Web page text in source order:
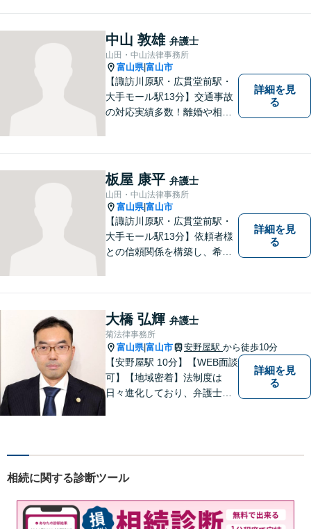
を解決するため、迅速かつ丁
寧にサポートいたします。
【夜間対応可能】
中山 敦雄 弁護士
山田・中山法律事務所
富山県|富山市
【諏訪川原駅・広貫堂前駅・
大手モール駅13分】交通事故
の対応実績多数！離婚や相続
抱える前に、私と一緒に最善
策がないか考えてみません
か？【複数弁護士在籍】
詳細を見
る
板屋 康平 弁護士
山田・中山法律事務所
富山県|富山市
【諏訪川原駅・広貫堂前駅・
大手モール駅13分】依頼者様
との信頼関係を構築し、希望
したことでも、ぜひお気軽に
ご相談ください。平日夜間相
談OK！【複数弁護士在籍】
詳細を見
る
大橋 弘輝 弁護士
菊法律事務所
富山県|富山市 安野屋駅 から徒歩10分
【安野屋駅 10分】【WEB面談
可】【地域密着】法制度は
日々進化しており、弁護士に
の声にしっかり耳を傾ける姿
詳細を見
る
相続に関する診断ツール